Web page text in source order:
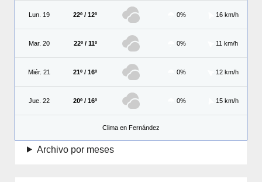
Lun. 19 22º / 12º 0% 16 km/h
Mar. 20 22º / 11º 0% 11 km/h
Miér. 21 21º / 16º 0% 12 km/h
Jue. 22 20º / 16º 0% 15 km/h
Clima en Fernández
Archivo por meses